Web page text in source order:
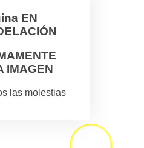
EN
IMAGEN
las molestias